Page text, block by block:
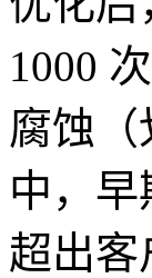
1000
腐蚀（
中，早
超出客